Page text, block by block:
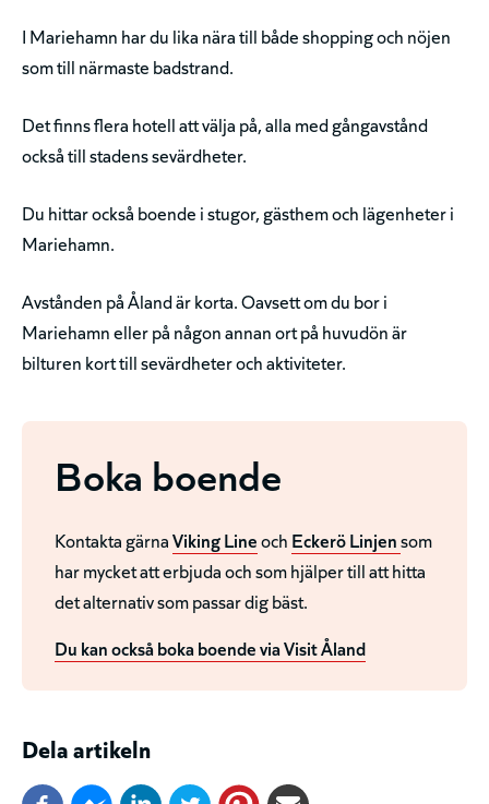
I Mariehamn har du lika nära till både shopping och nöjen
som till närmaste badstrand.
Det finns flera hotell att välja på, alla med gångavstånd
också till stadens sevärdheter.
Du hittar också boende i stugor, gästhem och lägenheter i
Mariehamn.
Avstånden på Åland är korta. Oavsett om du bor i
Mariehamn eller på någon annan ort på huvudön är
bilturen kort till sevärdheter och aktiviteter.
Boka boende
Kontakta gärnaViking Lineoch Eckerö Linjensom
har mycket att erbjuda och som hjälper till att hitta
det alternativ som passar dig bäst.
Du kan också boka boende via Visit Åland
Dela artikeln